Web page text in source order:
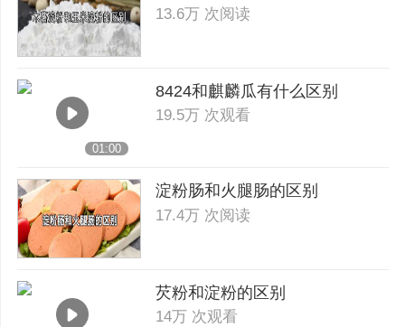
13.6万 次阅读
01:00
8424和麒麟瓜有什么区别
19.5万 次观看
淀粉肠和火腿肠的区别
17.4万 次阅读
芡粉和淀粉的区别
14万 次观看